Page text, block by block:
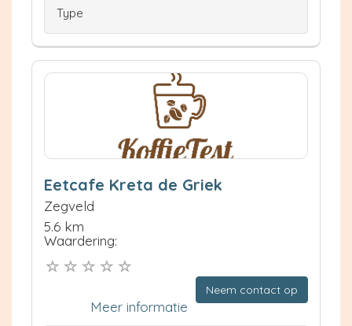
Type
Eetcafe Kreta de Griek
Zegveld
5.6 km
Waardering:
Neem contact op
Meer informatie